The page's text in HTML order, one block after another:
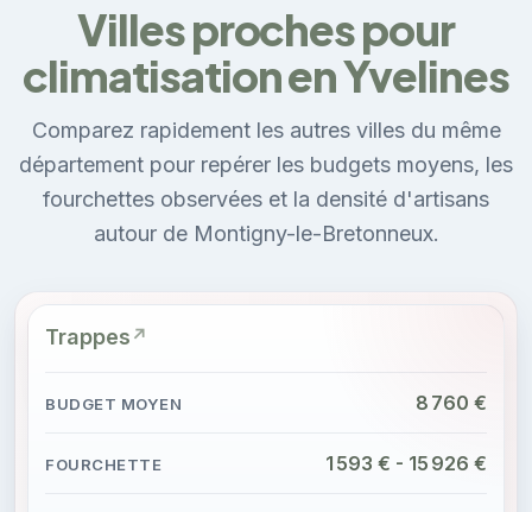
Villes proches pour
climatisation en Yvelines
Comparez rapidement les autres villes du même
département pour repérer les budgets moyens, les
fourchettes observées et la densité d'artisans
autour de Montigny-le-Bretonneux.
Trappes
8 760 €
1 593 € - 15 926 €